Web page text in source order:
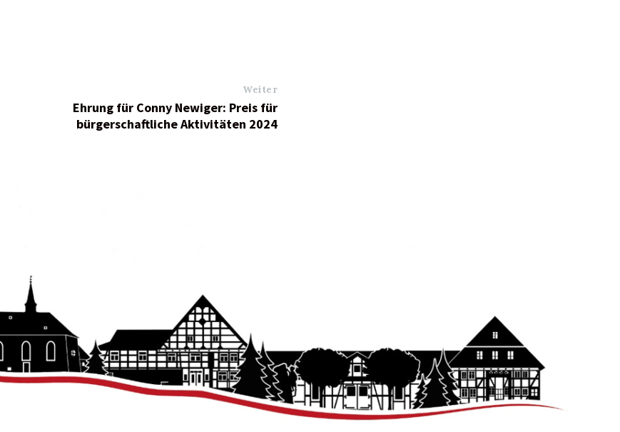
Weiter
Ehrung für Conny Newiger: Preis für
bürgerschaftliche Aktivitäten 2024